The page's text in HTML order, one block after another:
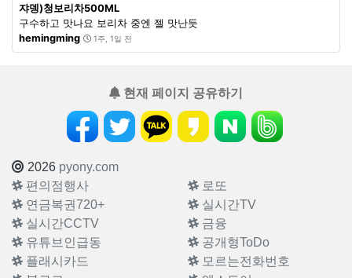
쟈뎅)청보리차500ML
구수하고 맛나요 보리차 중엔 젤 맛난듯
hemingming
1주, 1일 전
현재 페이지 공유하기
2026 pyony.com
편의점행사
로또
연금복권720+
실시간TV
실시간CCTV
금융
유튜브인급동
공개형ToDo
플래시카드
모르는전화번호